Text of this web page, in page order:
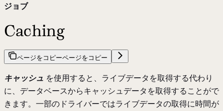
ジョブ
Caching
ページをコピーページをコピー
キャッシュ を使用すると、ライブデータを取得する代わり
に、データベースからキャッシュデータを取得することがで
きます。一部のドライバーではライブデータの取得に時間が